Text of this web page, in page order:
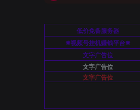
低价免备服务器
✸视频号挂机赚钱平台✸
文字广告位
文字广告位
文字广告位